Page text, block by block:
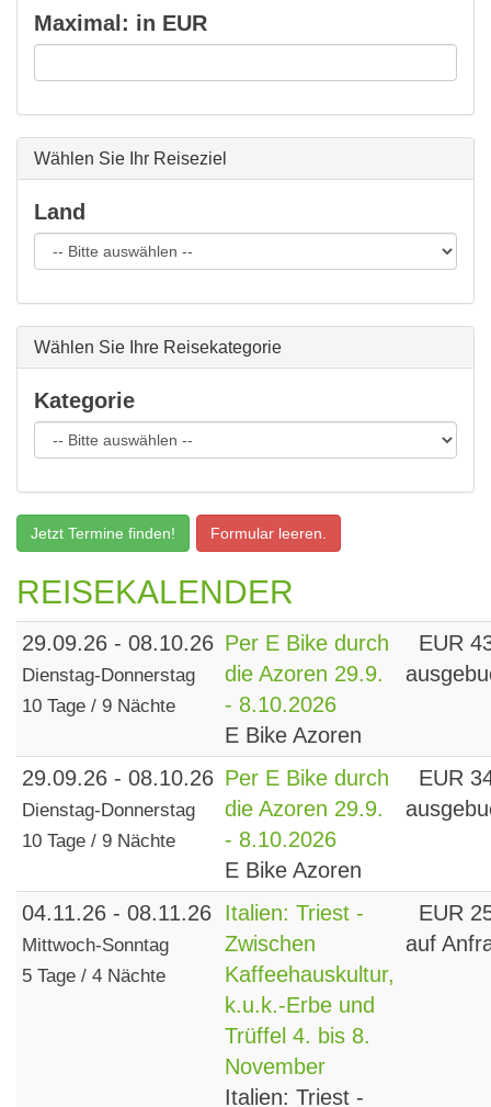
Maximal: in EUR
Wählen Sie Ihr Reiseziel
Land
Wählen Sie Ihre Reisekategorie
Kategorie
Formular leeren.
REISEKALENDER
29.09.26 - 08.10.26
Dienstag-Donnerstag
10 Tage / 9 Nächte
Per E Bike durch
die Azoren 29.9.
- 8.10.2026
E Bike Azoren
EUR
29.09.26 - 08.10.26
Dienstag-Donnerstag
10 Tage / 9 Nächte
Per E Bike durch
die Azoren 29.9.
- 8.10.2026
E Bike Azoren
EUR
04.11.26 - 08.11.26
Mittwoch-Sonntag
5 Tage / 4 Nächte
Italien: Triest -
Zwischen
Kaffeehauskultur,
k.u.k.-Erbe und
Trüffel 4. bis 8.
November
Italien: Triest -
EUR
auf